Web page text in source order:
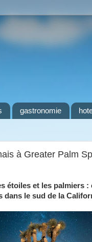
gastronomie
à Greater Palm
étoiles et les palmiers
dans le sud de la